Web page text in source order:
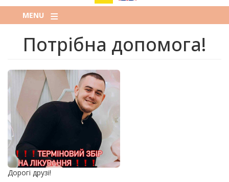
MENU
Потрібна допомога!
Дорогі друзі!